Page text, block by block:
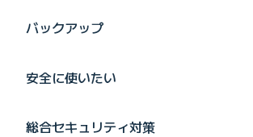
バックアップ
安全に使いたい
総合セキュリティ対策